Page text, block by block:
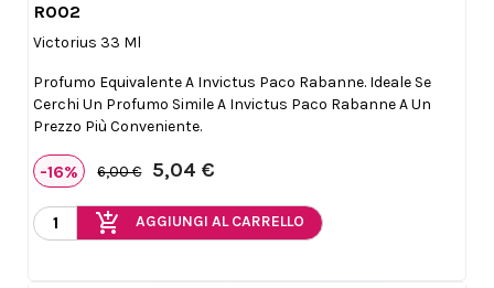
R002
Victorius 33 Ml
Profumo Equivalente A Invictus Paco Rabanne. Ideale Se
Cerchi Un Profumo Simile A Invictus Paco Rabanne A Un
Prezzo Più Conveniente.
-16% 6,00 € 5,04 €
add_shopping_cart AGGIUNGI AL CARRELLO